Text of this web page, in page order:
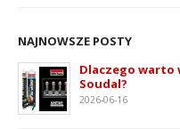
NAJNOWSZE POSTY
Dlaczego warto
Soudal?
2026-06-16